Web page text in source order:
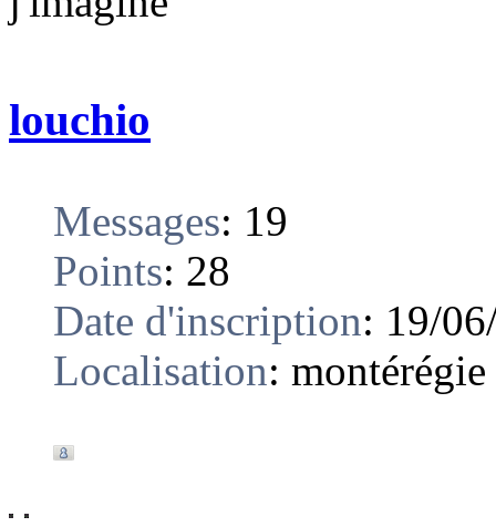
louchio
Messages: 19
Points: 28
Date d'inscription: 19/
Localisation: montérégie